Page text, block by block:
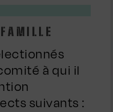
à qui il
suivants :